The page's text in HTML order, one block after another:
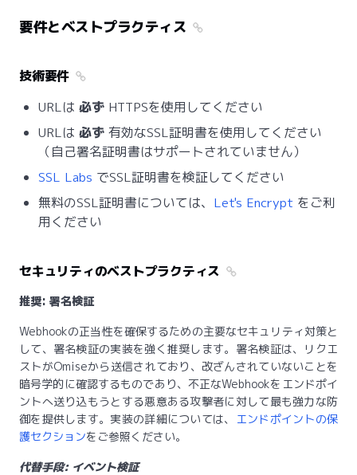
要件とベストプラクティス
技術要件
URLは 必ず HTTPSを使用してください
URLは 必ず 有効なSSL証明書を使用してください
（自己署名証明書はサポートされていません）
SSL Labs でSSL証明書を検証してください
無料のSSL証明書については、 Let's Encrypt をご利
用ください
セキュリティのベストプラクティス
推奨: 署名検証
Webhookの正当性を確保するための主要なセキュリティ対策と
して、署名検証の実装を強く推奨します。署名検証は、リクエ
ストがOmiseから送信されており、改ざんされていないことを
暗号学的に確認するものであり、不正なWebhookをエンドポイ
ントへ送り込もうとする悪意ある攻撃者に対して最も強力な防
御を提供します。実装の詳細については、
エンドポイントの保
護セクションをご参照ください。
代替手段: イベント検証